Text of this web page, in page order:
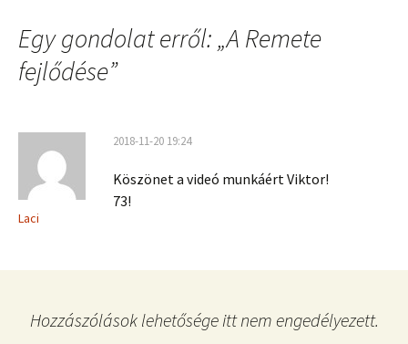
Egy gondolat erről: „A Remete
fejlődése”
Laci
2018-11-20 19:24
Köszönet a videó munkáért Viktor!
73!
Hozzászólások lehetősége itt nem engedélyezett.